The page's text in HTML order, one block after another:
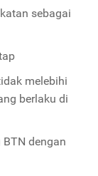
sebagai
melebihi
berlaku di
dengan